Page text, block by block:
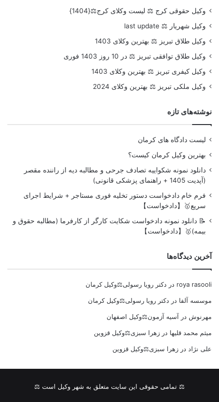
وکیل حقوقی کرج ⚖️ لیست وکلای کرج⚖️{1404}
وکیل شهریار ⚖️ last update
وکیل طلاق تبریز ⚖️ بهترین وکلای 1403
وکیل طلاق توافقی تبریز ⚖️ در 10 روز 1403 فوری
وکیل کیفری تبریز ⚖️ بهترین وکلای 1403
وکیل ملکی تبریز ⚖️ بهترین وکلای 2024
نوشته‌های تازه
لیست دادگاه های کرمان
بهترین وکیل کرمان کیست؟
دانلود نمونه شکواییه تصادف جرحی و مطالبه دیه از راننده مقصر
(آپدیت 1405 + راهنمای پزشکی قانونی)
فرم خام دادخواست دستور تخلیه فوری مستاجر + شرایط اجرای
سریع🥇【دادخواست】
📝 دانلود نمونه دادخواست شکایت کارگر از کارفرما (مطالبه حقوق و
بیمه)🥇【دادخواست】
آخرین دیدگاه‌ها
roya rasooli در دکتر رویا رسولی⚖️وکیل کرمان
موسسه آلفا در دکتر رویا رسولی⚖️وکیل کرمان
مهرنوش در آسیه آزمون⚖️وکیل اصفهان
میثم محمد قلیها در زهرا سبزی⚖️وکیل قزوین
علی نژاد در زهرا سبزی⚖️وکیل قزوین
⚖ تمامی حقوقی این سایت متعلق به شهر وکیل است ⚖